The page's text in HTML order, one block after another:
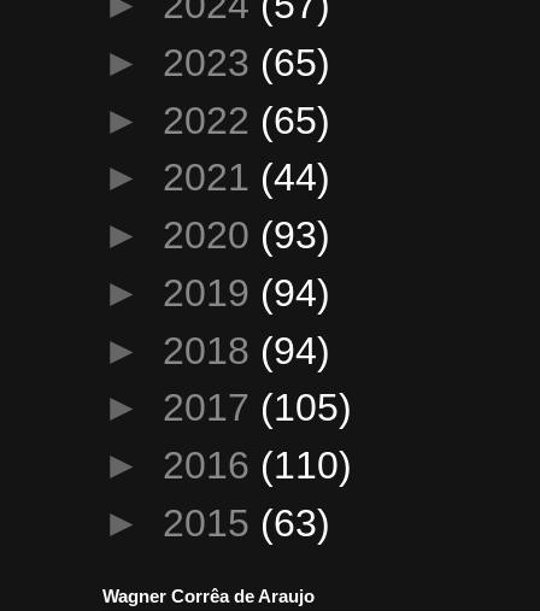
► 2023 (65)
► 2022 (65)
► 2021 (44)
► 2020 (93)
► 2019 (94)
► 2018 (94)
► 2017 (105)
► 2016 (110)
► 2015 (63)
Wagner Corrêa de Araujo